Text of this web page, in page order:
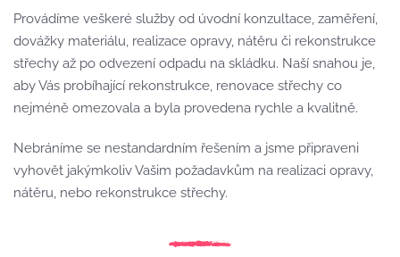
Provádíme veškeré služby od úvodní konzultace, zaměření,
dovážky materiálu, realizace opravy, nátěru či rekonstrukce
střechy až po odvezení odpadu na skládku. Naší snahou je,
aby Vás probíhající rekonstrukce, renovace střechy co
nejméně omezovala a byla provedena rychle a kvalitně.
Nebráníme se nestandardním řešením a jsme připraveni
vyhovět jakýmkoliv Vašim požadavkům na realizaci opravy,
nátěru, nebo rekonstrukce střechy.